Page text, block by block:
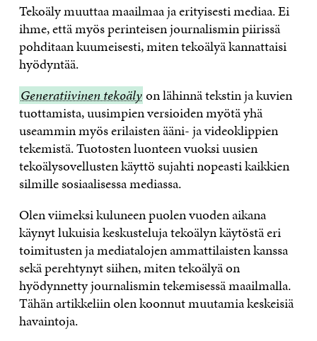
Tekoäly muuttaa maailmaa ja erityisesti mediaa. Ei
ihme, että myös perinteisen journalismin piirissä
pohditaan kuumeisesti, miten tekoälyä kannattaisi
hyödyntää.
Generatiivinen
tekoäly
Generatiivinen tekoäly on lähinnä tekstin ja kuvien
tuottamista, uusimpien versioiden myötä yhä
useammin myös erilaisten ääni- ja videoklippien
tekemistä. Tuotosten luonteen vuoksi uusien
tekoälysovellusten käyttö sujahti nopeasti kaikkien
silmille sosiaalisessa mediassa.
Olen viimeksi kuluneen puolen vuoden aikana
käynyt lukuisia keskusteluja tekoälyn käytöstä eri
toimitusten ja mediatalojen ammattilaisten kanssa
sekä perehtynyt siihen, miten tekoälyä on
hyödynnetty journalismin tekemisessä maailmalla.
Tähän artikkeliin olen koonnut muutamia keskeisiä
havaintoja.